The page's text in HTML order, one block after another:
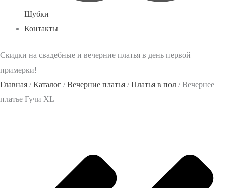
Шубки
Контакты
Скидки на свадебные и вечерние платья в день первой
примерки!
Главная /Каталог /Вечерние платья /Платья в пол / Вечернее
платье Гучи XL